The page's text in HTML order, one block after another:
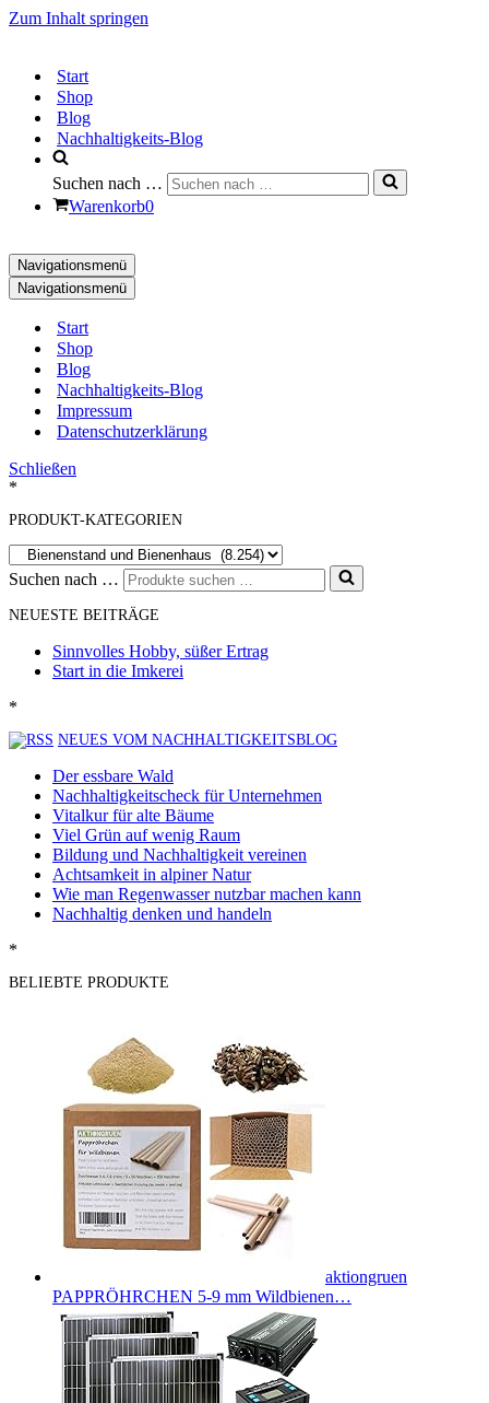
Zum Inhalt springen
Start
Shop
Blog
Nachhaltigkeits-Blog
Suchen nach …
Warenkorb0
Navigationsmenü
Navigationsmenü
Start
Shop
Blog
Nachhaltigkeits-Blog
Impressum
Datenschutzerklärung
Schließen
*
PRODUKT-KATEGORIEN
Suchen nach …
NEUESTE BEITRÄGE
Sinnvolles Hobby, süßer Ertrag
Start in die Imkerei
*
NEUES VOM NACHHALTIGKEITSBLOG
Der essbare Wald
Nachhaltigkeitscheck für Unternehmen
Vitalkur für alte Bäume
Viel Grün auf wenig Raum
Bildung und Nachhaltigkeit vereinen
Achtsamkeit in alpiner Natur
Wie man Regenwasser nutzbar machen kann
Nachhaltig denken und handeln
*
BELIEBTE PRODUKTE
aktiongruen
PAPPRÖHRCHEN 5-9 mm Wildbienen…